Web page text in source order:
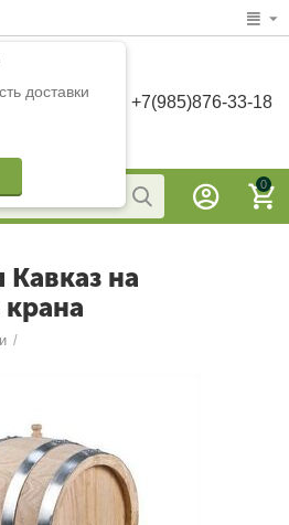
доставки
+7(985)876-33-18
0
Кавказ на
крана
/